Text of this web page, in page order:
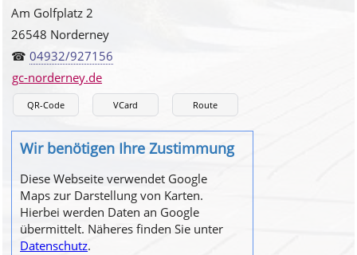
Am Golfplatz 2
26548 Norderney
☎04932/927156
gc-norderney.de
QR-Code VCard Route
Wir benötigen Ihre Zustimmung
Diese Webseite verwendet Google
Maps zur Darstellung von Karten.
Hierbei werden Daten an Google
übermittelt. Näheres finden Sie unter
Datenschutz.